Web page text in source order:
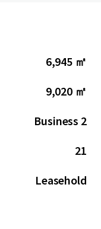
6,945 ㎡
9,020 ㎡
Business 2
21
Leasehold